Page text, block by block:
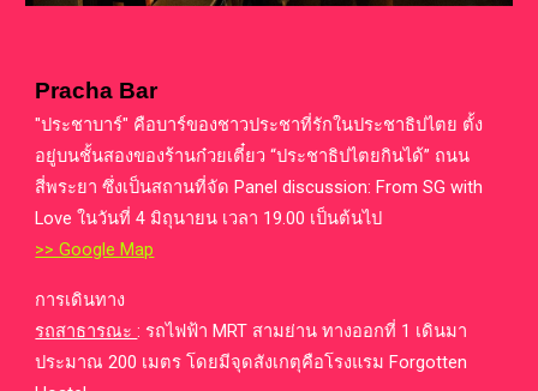
Pracha Bar
"ประชาบาร์" คือบาร์ของชาวประชาที่รักในประชาธิปไตย ตั้ง
อยู่บนชั้นสองของร้านก๋วยเตี๋ยว “ประชาธิปไตยกินได้” ถนน
สี่พระยา ซึ่งเป็นสถานที่จัด Panel discussion: From SG with
Love ในวันที่ 4 มิถุนายน เวลา 19.00 เป็นต้นไป
>> Google Map
การเดินทาง
รถสาธารณะ: รถไฟฟ้า MRT สามย่าน ทางออกที่ 1 เดินมา
ประมาณ 200 เมตร โดยมีจุดสังเกตุคือโรงแรม Forgotten